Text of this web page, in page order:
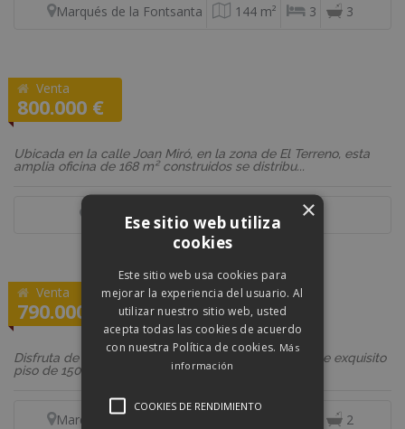
Marqués de la Fontsanta 144 m² 3 3
Venta
800.000 €
REF: 1812
Oficina
Ubicada en la calle Joan Miró, en la zona de El Terreno, esta
amplia oficina de 168 m² construidos se distribu...
Son Armadans 168 m² - -
Venta
790.000 €
REF: 100CG3939
Piso
Disfruta de la vida en el corazón de la ciudad en este exquisito
piso de 150m² ubicado en una finca emblemáti...
Marqués de la Fontsanta 2
×
Ese sitio web utiliza
cookies
Este sitio web usa cookies para
mejorar la experiencia del usuario. Al
utilizar nuestro sitio web, usted
acepta todas las cookies de acuerdo
con nuestra Política de cookies. Más
información
COOKIES DE RENDIMIENTO